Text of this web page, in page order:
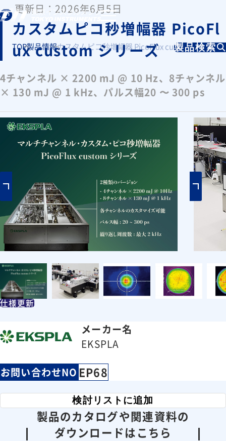
TOP製品情報カスタムピコ秒増幅器 PicoFlux custom シリーズ
更新日：2026年6月5日
カスタムピコ秒増幅器 PicoFl
ux custom シリーズ
4チャンネル × 2200 mJ @ 10 Hz、8チャンネル
× 130 mJ @ 1 kHz、パルス幅20 〜 300 ps
仕様更新
メーカー名
EKSPLA
お問い合わせNO EP68
検討リストに追加
製品のカタログや関連資料の
ダウンロードはこちら
製品検索